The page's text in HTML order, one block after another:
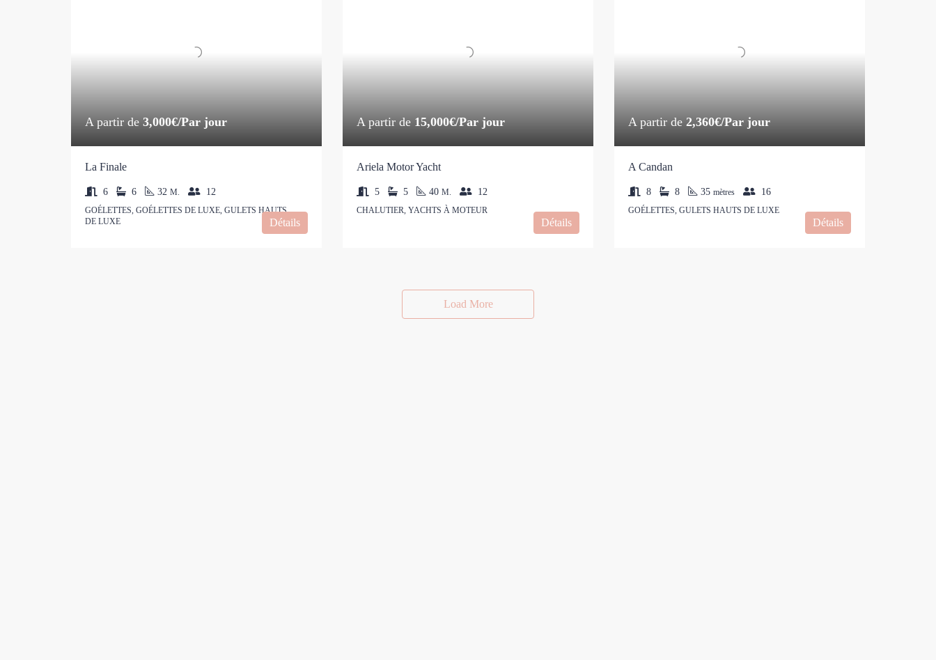
A partir de 3,000€/Par jour
La Finale
6 6 32 M. 12
GOÉLETTES, GOÉLETTES DE LUXE, GULETS HAUTS
DE LUXE
Détails
A partir de 15,000€/Par jour
Ariela Motor Yacht
5 5 40 M. 12
CHALUTIER, YACHTS À MOTEUR
Détails
A partir de 2,360€/Par jour
A Candan
8 8 35 mètres 16
GOÉLETTES, GULETS HAUTS DE LUXE
Détails
Load More